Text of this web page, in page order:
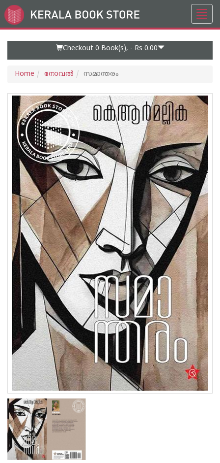
Go
to
Checkout 0 Book(s), - Rs 0.00
Home നോവല്‍ സമാന്തരം